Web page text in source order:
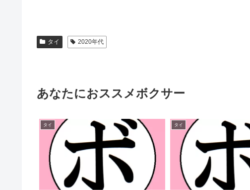
タイ 2020年代
あなたにおススメボクサー
タイ タイ